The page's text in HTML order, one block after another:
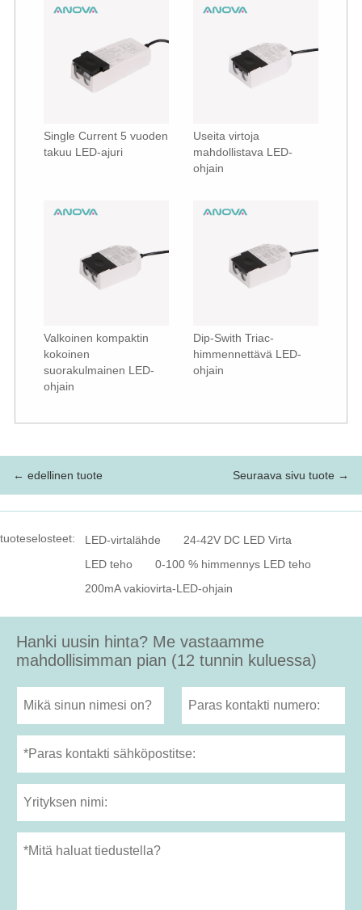
Single Current 5 vuoden
takuu LED-ajuri
Useita virtoja
mahdollistava LED-
ohjain
Valkoinen kompaktin
kokoinen
suorakulmainen LED-
ohjain
Dip-Swith Triac-
himmennettävä LED-
ohjain
← edellinen tuote Seuraava sivu tuote →
tuoteselosteet: LED-virtalähde
24-42V DC LED Virta
LED teho
0-100 % himmennys LED teho
200mA vakiovirta-LED-ohjain
Hanki uusin hinta? Me vastaamme
mahdollisimman pian (12 tunnin kuluessa)